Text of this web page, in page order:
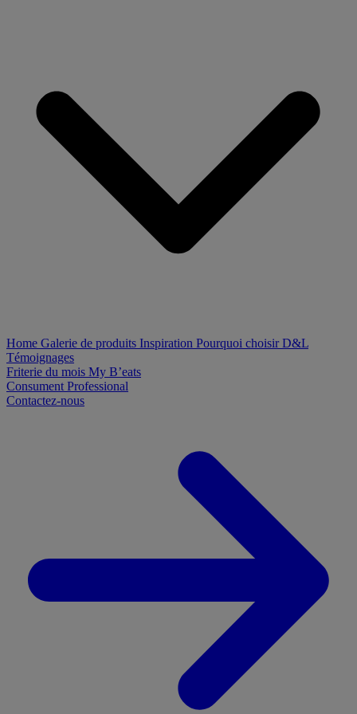
Home Galerie de produits Inspiration Pourquoi choisir D&L
Témoignages
Friterie du mois My B’eats
Consument Professional
Contactez-nous